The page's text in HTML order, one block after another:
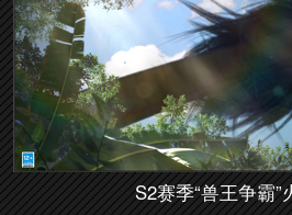
S2赛季“兽王争霸”